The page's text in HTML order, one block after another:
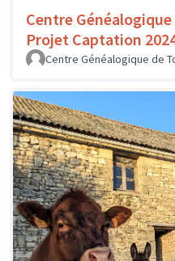
Centre
Projet Captation
Centre Généalogique de